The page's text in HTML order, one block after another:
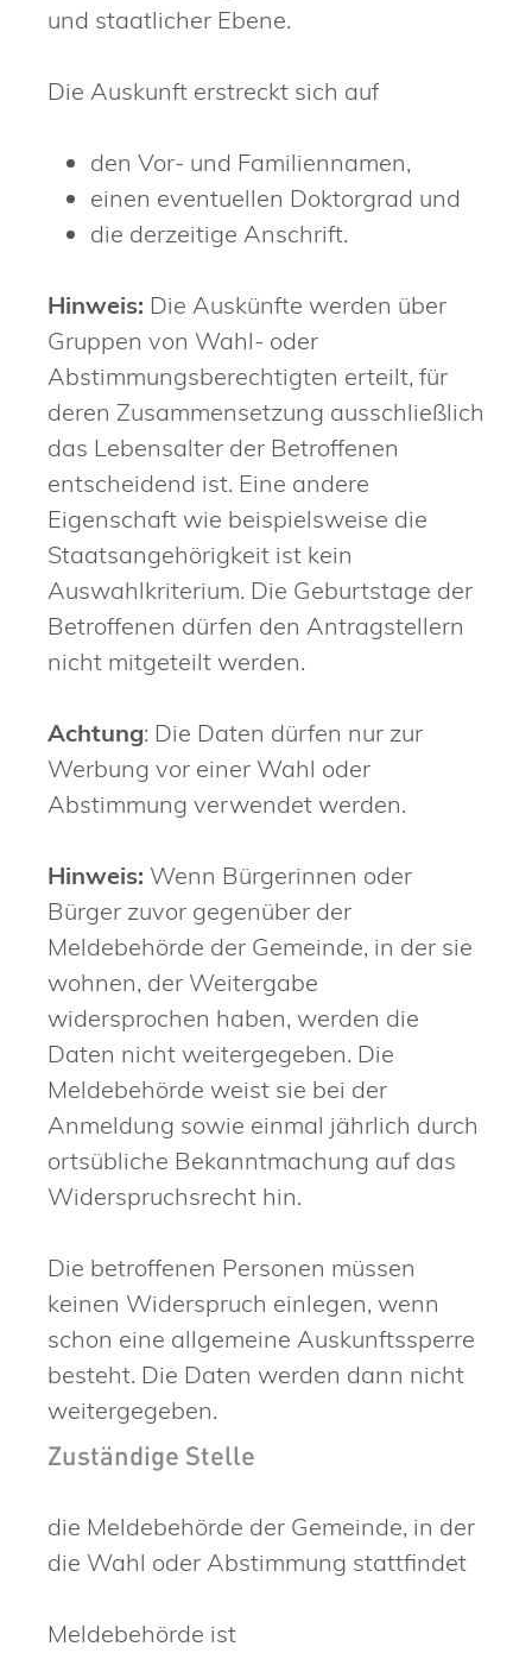
und staatlicher Ebene.
Die Auskunft erstreckt sich auf
den Vor- und Familiennamen,
einen eventuellen Doktorgrad und
die derzeitige Anschrift.
Hinweis: Die Auskünfte werden über
Gruppen von Wahl- oder
Abstimmungsberechtigten erteilt, für
deren Zusammensetzung ausschließlich
das Lebensalter der Betroffenen
entscheidend ist. Eine andere
Eigenschaft wie beispielsweise die
Staatsangehörigkeit ist kein
Auswahlkriterium. Die Geburtstage der
Betroffenen dürfen den Antragstellern
nicht mitgeteilt werden.
Achtung: Die Daten dürfen nur zur
Werbung vor einer Wahl oder
Abstimmung verwendet werden.
Hinweis: Wenn Bürgerinnen oder
Bürger zuvor gegenüber der
Meldebehörde der Gemeinde, in der sie
wohnen, der Weitergabe
widersprochen haben, werden die
Daten nicht weitergegeben. Die
Meldebehörde weist sie bei der
Anmeldung sowie einmal jährlich durch
ortsübliche Bekanntmachung auf das
Widerspruchsrecht hin.
Die betroffenen Personen müssen
keinen Widerspruch einlegen, wenn
schon eine allgemeine Auskunftssperre
besteht. Die Daten werden dann nicht
weitergegeben.
Zuständige Stelle
die Meldebehörde der Gemeinde, in der
die Wahl oder Abstimmung stattfindet
Meldebehörde ist